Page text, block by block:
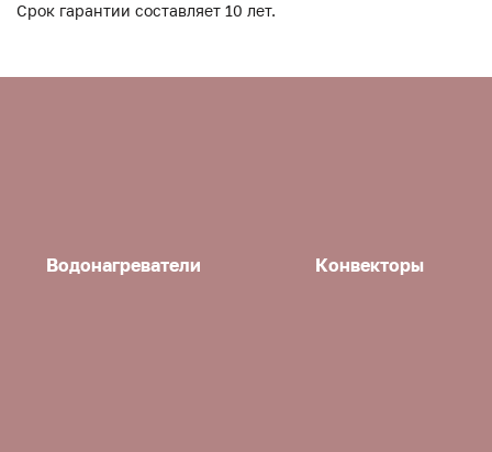
Срок гарантии составляет 10 лет.
Водонагреватели Конвекторы